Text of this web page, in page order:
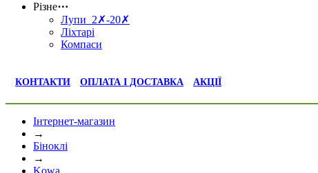
Різне⋯
Лупи 2✗-20✗
Ліхтарі
Компаси
КОНТАКТИ ОПЛАТА І ДОСТАВКА АКЦІЇ
Інтернет-магазин
→
Біноклі
→
Kowa